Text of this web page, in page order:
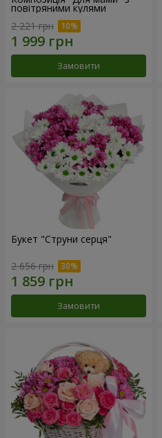
повітряними кулями
2 221 грн
Замовити
Букет "Струни серця"
2 656 грн
Замовити